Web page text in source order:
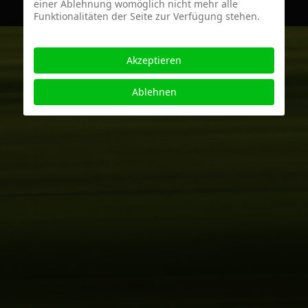
einer Ablehnung womöglich nicht mehr alle
Funktionalitäten der Seite zur Verfügung stehen.
Akzeptieren
Ablehnen